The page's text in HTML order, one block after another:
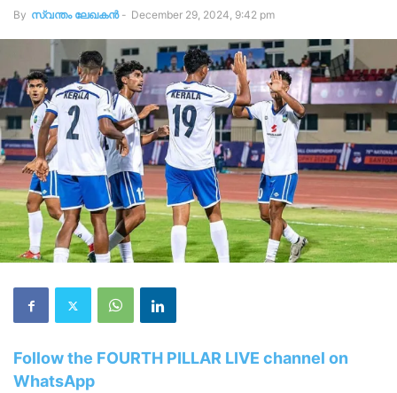
By സ്വന്തം ലേഖകന്‍ - December 29, 2024, 9:42 pm
Follow the FOURTH PILLAR LIVE channel on
WhatsApp